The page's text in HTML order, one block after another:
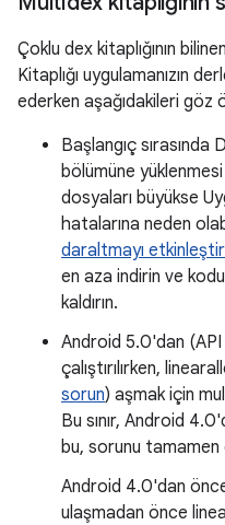
Çoklu dex kitaplığının
Kitaplığı uygulamanızın
ederken aşağıdakileri göz
Başlangıç sırasında
bölümüne
dosyaları büyükse
hatalarına neden
daraltmayı
en aza indirin ve
kaldırın.
Android 5.0'dan
çalıştırılırken,
sorun) aşmak için
Bu sınır, Android
bu, sorunu tamamen
Android 4.0'dan
ulaşmadan önce